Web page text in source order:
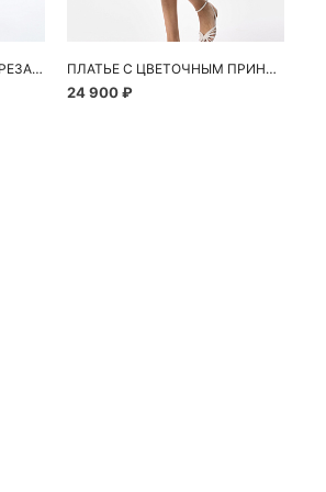
КАПРИ С БОКОВЫМИ РАЗРЕЗАМИ ПЛАТЬЕ С ЦВЕТОЧНЫМ ПРИНТОМ
24 900 ₽